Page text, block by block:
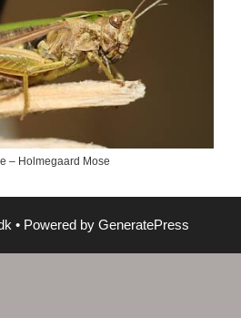
– Holmegaard Mose
• Powered by GeneratePress